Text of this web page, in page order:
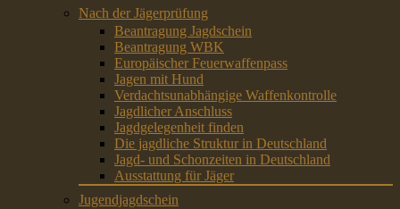
Nach der Jägerprüfung
Beantragung Jagdschein
Beantragung WBK
Europäischer Feuerwaffenpass
Jagen mit Hund
Verdachtsunabhängige Waffenkontrolle
Jagdlicher Anschluss
Jagdgelegenheit finden
Die jagdliche Struktur in Deutschland
Jagd- und Schonzeiten in Deutschland
Ausstattung für Jäger
Jugendjagdschein